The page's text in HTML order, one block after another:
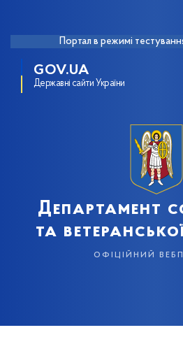
Портал в режимі
GOV.UA
Державні сайти України
Департамент
та
офіційний